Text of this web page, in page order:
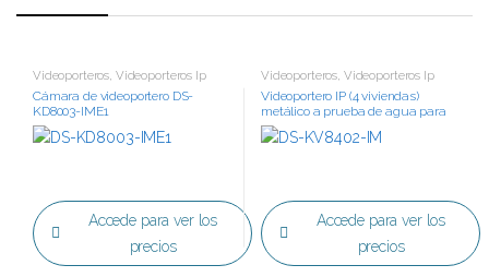
Videoporteros, Videoporteros Ip
Cámara de videoportero DS-
KD8003-IME1
Accede para ver los
precios
Videoporteros, Videoporteros Ip
Videoportero IP (4 viviendas)
metálico a prueba de agua para
exterior
Accede para ver los
precios